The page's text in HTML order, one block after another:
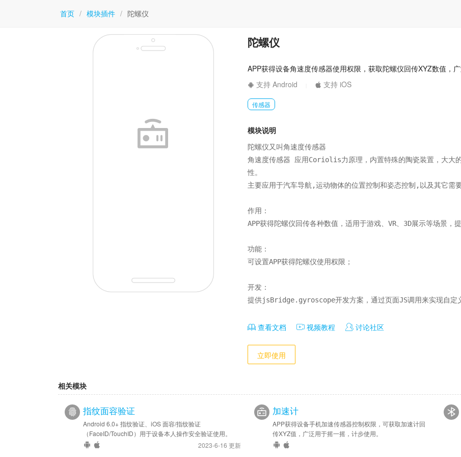
首页 / 模块插件 / 陀螺仪
陀螺仪
APP获得设备角速度传感器使用权限，获取陀螺仪回传XYZ数值，
支持 Android
支持 iOS
传感器
模块说明
陀螺仪又叫角速度传感器
角速度传感器 应用Coriolis力原理，内置特殊的陶瓷装置，大大
性。
主要应用于汽车导航,运动物体的位置控制和姿态控制,以及其它需
作用：
APP获得陀螺仪回传各种数值，适用于游戏、VR、3D展示等场景，
功能：
可设置APP获得陀螺仪使用权限；
开发：
提供jsBridge.gyroscope开发方案，通过页面JS调用来实现自定
查看文档 视频教程 讨论社区
立即使用
相关模块
指纹面容验证
Android 6.0+ 指纹验证、iOS 面容/指纹验证
（FaceID/TouchID）用于设备本人操作安全验证使用。
2023-6-16 更新
加速计
APP获得设备手机加速传感器控制权限，可获取加速计回
传XYZ值，广泛用于摇一摇，计步使用。